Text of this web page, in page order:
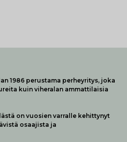
1986 perustama perheyritys, joka
kuin viheralan ammattilaisia
on vuosien varralle kehittynyt
osaajista ja